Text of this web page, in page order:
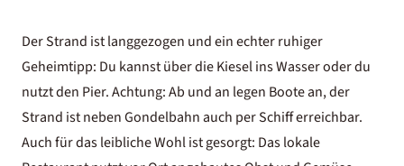
Der Strand ist langgezogen und ein echter ruhiger
Geheimtipp: Du kannst über die Kiesel ins Wasser oder du
nutzt den Pier. Achtung: Ab und an legen Boote an, der
Strand ist neben Gondelbahn auch per Schiff erreichbar.
Auch für das leibliche Wohl ist gesorgt: Das lokale